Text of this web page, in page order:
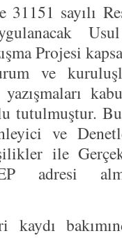
sayılı
Projesi
ve
yazışmaları
tutulmuştur.
ve
ile
adresi
kaydı